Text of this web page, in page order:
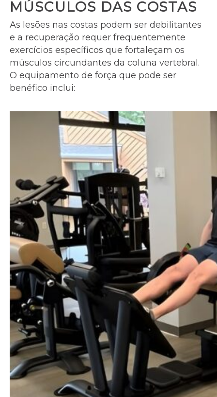
MÚSCULOS DAS COSTAS
As lesões nas costas podem ser debilitantes
e a recuperação requer frequentemente
exercícios específicos que fortaleçam os
músculos circundantes da coluna vertebral.
O equipamento de força que pode ser
benéfico inclui: